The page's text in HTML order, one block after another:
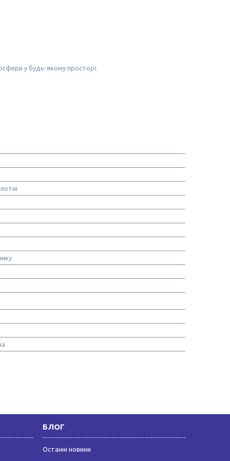
у будь-якому просторі.
БЛОГ
Останні новини